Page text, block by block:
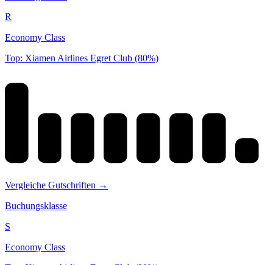
R
Economy Class
Top: Xiamen Airlines Egret Club (80%)
Vergleiche Gutschriften →
Buchungsklasse
S
Economy Class